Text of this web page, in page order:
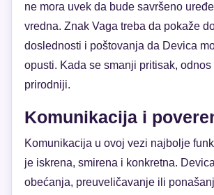
ne mora uvek da bude savršeno
vredna. Znak Vaga treba da pokaže
doslednosti i poštovanja da Devica
opusti. Kada se smanji pritisak,
prirodniji.
Komunikacija i
Komunikacija u ovoj vezi najbolje
je iskrena, smirena i konkretna.
obećanja, preuveličavanje ili